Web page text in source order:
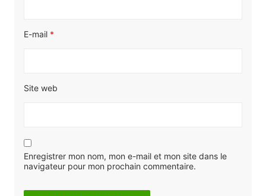
E-mail *
Site web
Enregistrer mon nom, mon e-mail et mon site dans le
navigateur pour mon prochain commentaire.